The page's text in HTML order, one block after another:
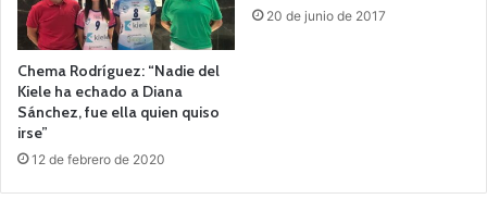
Chema Rodríguez: “Nadie del
Kiele ha echado a Diana
Sánchez, fue ella quien quiso
irse”
12 de febrero de 2020
20 de junio de 2017